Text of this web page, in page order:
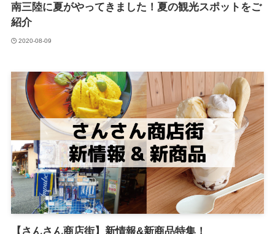
南三陸に夏がやってきました！夏の観光スポットをご
紹介
2020-08-09
【さんさん商店街】新情報&新商品特集！